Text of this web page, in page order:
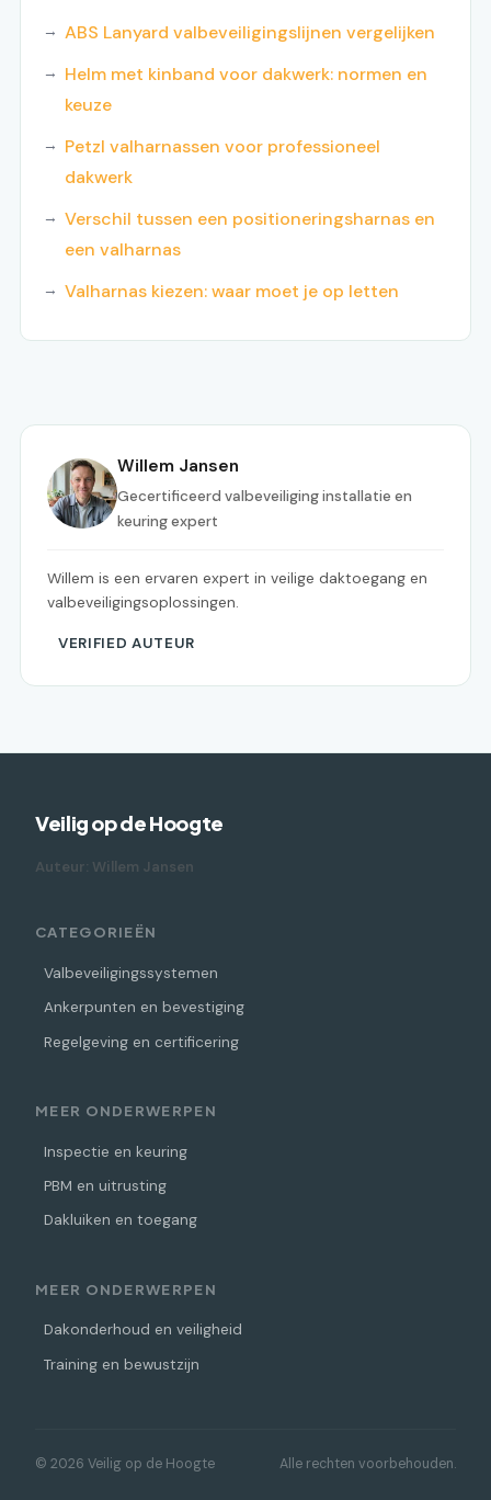
ABS Lanyard valbeveiligingslijnen vergelijken
Helm met kinband voor dakwerk: normen en
keuze
Petzl valharnassen voor professioneel
dakwerk
Verschil tussen een positioneringsharnas en
een valharnas
Valharnas kiezen: waar moet je op letten
Willem Jansen
Gecertificeerd valbeveiliging installatie en
keuring expert
Willem is een ervaren expert in veilige daktoegang en
valbeveiligingsoplossingen.
VERIFIED AUTEUR
Veilig op de Hoogte
Auteur: Willem Jansen
CATEGORIEËN
Valbeveiligingssystemen
Ankerpunten en bevestiging
Regelgeving en certificering
MEER ONDERWERPEN
Inspectie en keuring
PBM en uitrusting
Dakluiken en toegang
MEER ONDERWERPEN
Dakonderhoud en veiligheid
Training en bewustzijn
© 2026 Veilig op de Hoogte Alle rechten voorbehouden.